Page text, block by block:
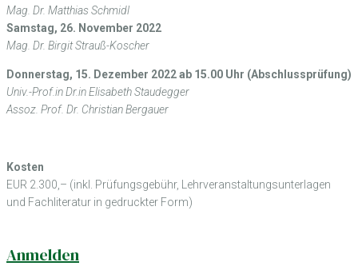
Mag. Dr. Matthias Schmidl
Samstag, 26. November 2022
Mag. Dr. Birgit Strauß-Koscher
Donnerstag, 15. Dezember 2022 ab 15.00 Uhr (Abschlussprüfung)
Univ.-Prof.in Dr.in Elisabeth Staudegger
Assoz. Prof. Dr. Christian Bergauer
Kosten
EUR 2.300,– (inkl. Prüfungsgebühr, Lehrveranstaltungsunterlagen
und Fachliteratur in gedruckter Form)
Anmelden